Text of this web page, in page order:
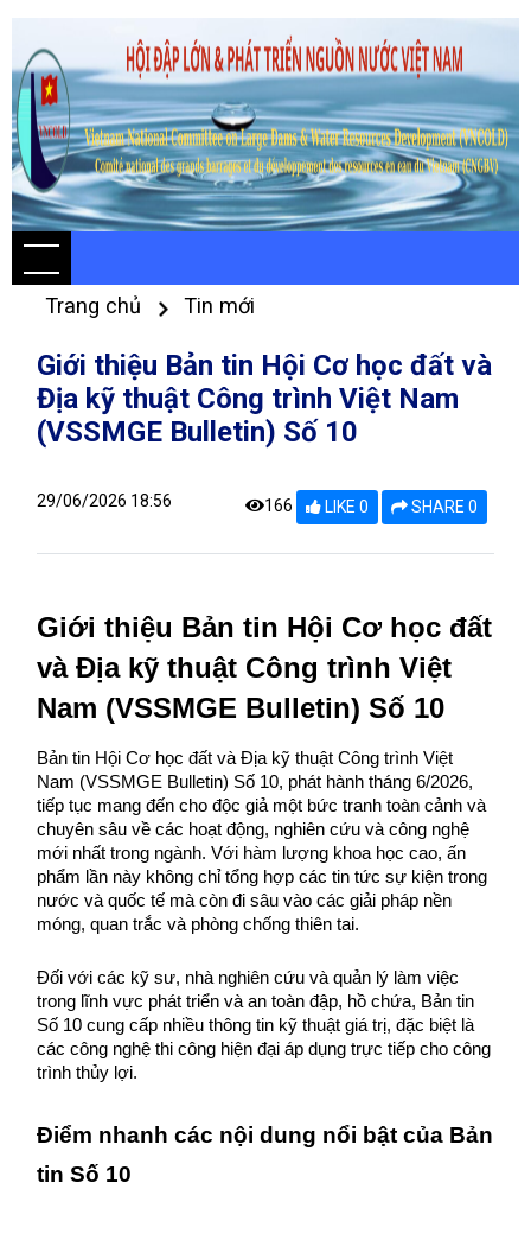
Trang chủ Tin mới
Giới thiệu Bản tin Hội Cơ học đất và
Địa kỹ thuật Công trình Việt Nam
(VSSMGE Bulletin) Số 10
29/06/2026 18:56 166 LIKE 0 SHARE 0
Giới thiệu Bản tin Hội Cơ học đất
và Địa kỹ thuật Công trình Việt
Nam (VSSMGE Bulletin) Số 10
Bản tin Hội Cơ học đất và Địa kỹ thuật Công trình Việt
Nam (VSSMGE Bulletin) Số 10, phát hành tháng 6/2026,
tiếp tục mang đến cho độc giả một bức tranh toàn cảnh và
chuyên sâu về các hoạt động, nghiên cứu và công nghệ
mới nhất trong ngành. Với hàm lượng khoa học cao, ấn
phẩm lần này không chỉ tổng hợp các tin tức sự kiện trong
nước và quốc tế mà còn đi sâu vào các giải pháp nền
móng, quan trắc và phòng chống thiên tai.
Đối với các kỹ sư, nhà nghiên cứu và quản lý làm việc
trong lĩnh vực phát triển và an toàn đập, hồ chứa, Bản tin
Số 10 cung cấp nhiều thông tin kỹ thuật giá trị, đặc biệt là
các công nghệ thi công hiện đại áp dụng trực tiếp cho công
trình thủy lợi.
Điểm nhanh các nội dung nổi bật của Bản
tin Số 10